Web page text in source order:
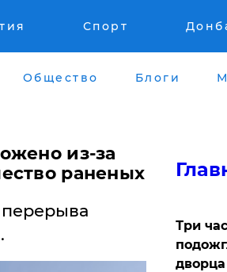
Спорт
Общество Блоги
из-за
раненых
Три